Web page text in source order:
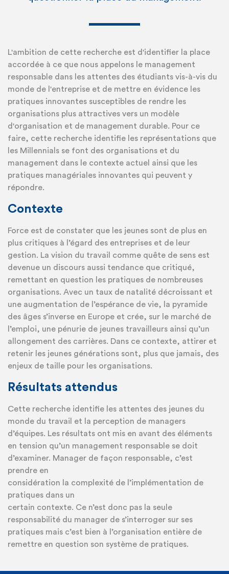
L'ambition de cette recherche est d'identifier la place
accordée à ce que nous appelons le management
responsable dans les attentes des étudiants vis-à-vis du
monde de l'entreprise et de mettre en évidence les
pratiques innovantes susceptibles de rendre les
organisations plus attractives vers un modèle
d'organisation et de management durable. Pour ce
faire, cette recherche identifie les représentations que
les Millennials se font des organisations et du
management dans le contexte actuel ainsi que les
pratiques managériales innovantes qui peuvent y
répondre.
Contexte
Force est de constater que les jeunes sont de plus en
plus critiques à l’égard des entreprises et de leur
gestion. La vision du travail comme quête de sens est
devenue un discours aussi tendance que critiqué,
remettant en question les pratiques de nombreuses
organisations. Avec un taux de natalité décroissant et
une augmentation de l’espérance de vie, la pyramide
des âges s’inverse en Europe et crée, sur le marché de
l’emploi, une pénurie de jeunes travailleurs ainsi qu’un
allongement des carrières. Dans ce contexte, attirer et
retenir les jeunes générations sont, plus que jamais, des
enjeux de taille pour les organisations.
Résultats attendus
Cette recherche identifie les attentes des jeunes du
monde du travail et la perception de managers
d’équipes. Les résultats ont mis en avant des éléments
en tension qu’un management responsable se doit
d’examiner. Manager de façon responsable, c’est
prendre en
considération la complexité de l’implémentation de
pratiques dans un
certain contexte. Ce n’est donc pas la seule
responsabilité du manager de s’interroger sur ses
pratiques mais c’est bien à l’organisation entière de
remettre en question son système de pratiques.